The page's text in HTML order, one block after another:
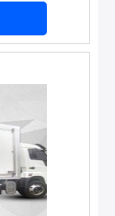
baú são
toda
cantos